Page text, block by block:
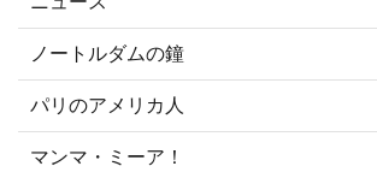
ノートルダムの鐘
パリのアメリカ人
マンマ・ミーア！